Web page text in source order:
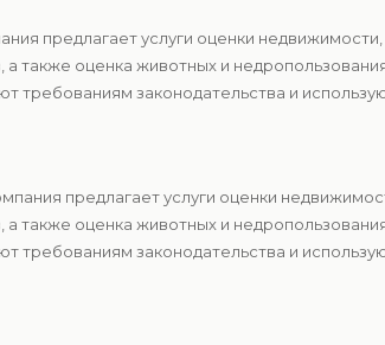
предлагает услуги оценки
а также оценка животных и
требованиям законодательства и
предлагает услуги оценки
а также оценка животных и
требованиям законодательства и